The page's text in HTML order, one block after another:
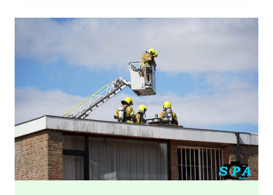
WONING
SENIORENFLAT
WATERTORENWEG
IN
ROTTERDAM